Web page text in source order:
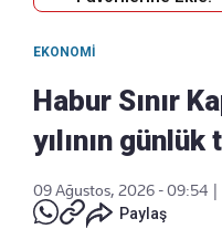
EKONOMI
Habur Sınır
yılının günlük
09 Ağustos, 2026 - 09:54
Paylaş